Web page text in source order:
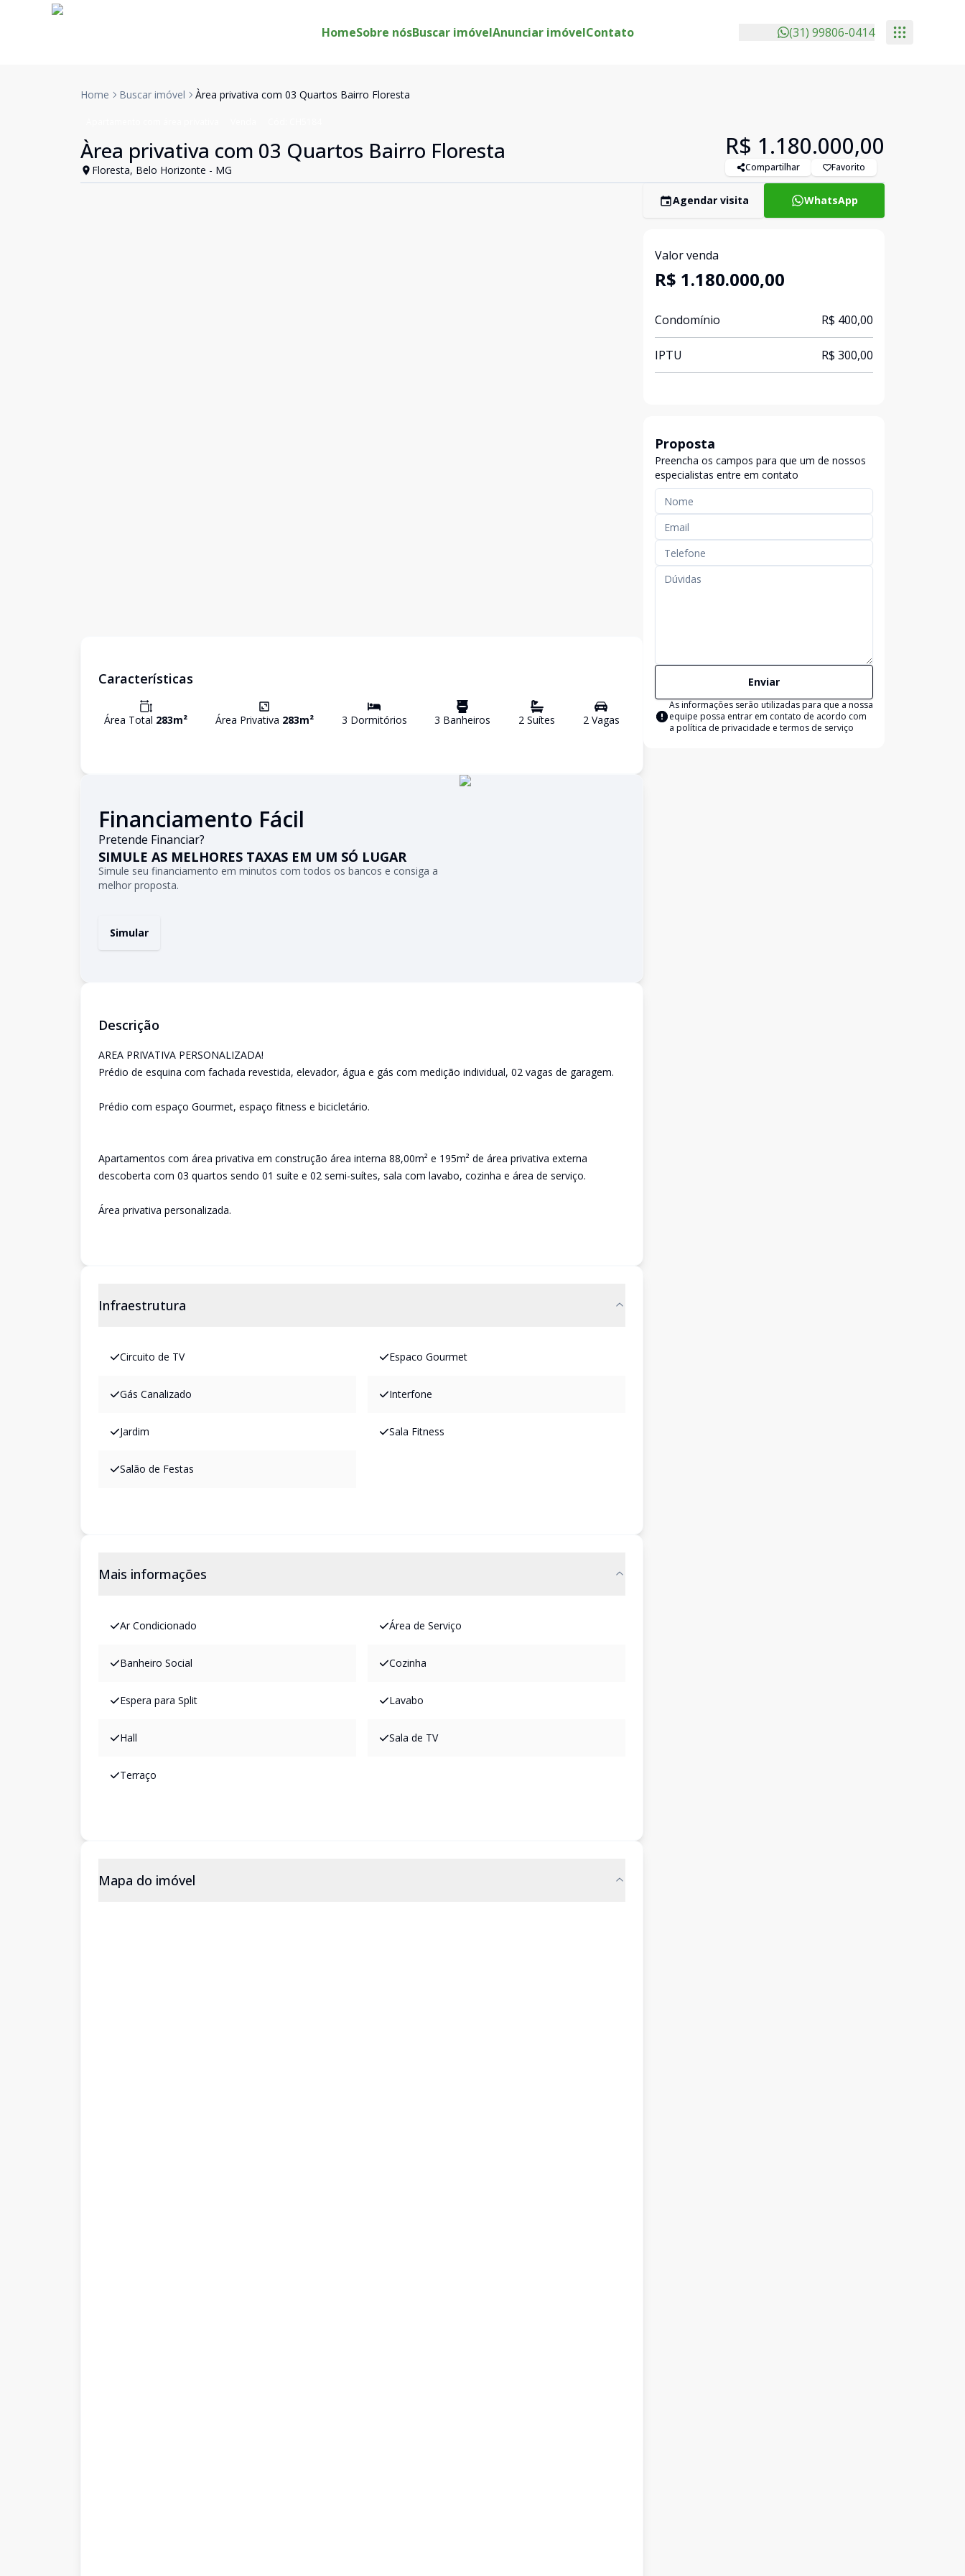
HomeSobre nósBuscar imóvelAnunciar imóvelContato (31) 99806-0414
Home Buscar imóvel Àrea privativa com 03 Quartos Bairro Floresta
Àrea privativa com 03 Quartos Bairro Floresta
Floresta, Belo Horizonte - MG
R$ 1.180.000,00
Compartilhar Favorito
Características
Área Total 283m² Área Privativa 283m² 3 Dormitórios 3 Banheiros 2 Suítes 2Vagas
Financiamento Fácil
Pretende Financiar?
SIMULE AS MELHORES TAXAS EM UM SÓ LUGAR
Simule seu financiamento em minutos com todos os bancos e consiga a
melhor proposta.
Simular
Descrição
AREA PRIVATIVA PERSONALIZADA!
Prédio de esquina com fachada revestida, elevador, água e gás com medição individual, 02 vagas de garagem.
Prédio com espaço Gourmet, espaço fitness e bicicletário.
Apartamentos com área privativa em construção área interna 88,00m² e 195m² de área privativa externa
descoberta com 03 quartos sendo 01 suíte e 02 semi-suítes, sala com lavabo, cozinha e área de serviço.
Área privativa personalizada.
Infraestrutura
Circuito de TV Espaco Gourmet
Gás Canalizado Interfone
Jardim Sala Fitness
Salão de Festas
Mais informações
Ar Condicionado Área de Serviço
Banheiro Social Cozinha
Espera para Split Lavabo
Hall Sala de TV
Terraço
Mapa do imóvel
Agendar visita WhatsApp
Valor venda
R$ 1.180.000,00
Condomínio R$ 400,00
IPTU R$ 300,00
Proposta
Preencha os campos para que um de nossos
especialistas entre em contato
Enviar
As informações serão utilizadas para que a nossa
equipe possa entrar em contato de acordo com
a política de privacidade e termos de serviço